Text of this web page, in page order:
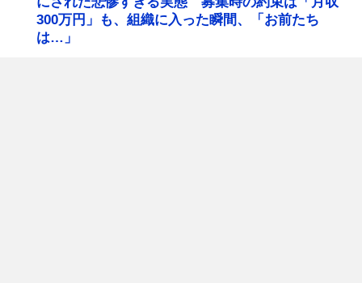
300万円」も、組織に入った瞬間、「お前たち
は…」